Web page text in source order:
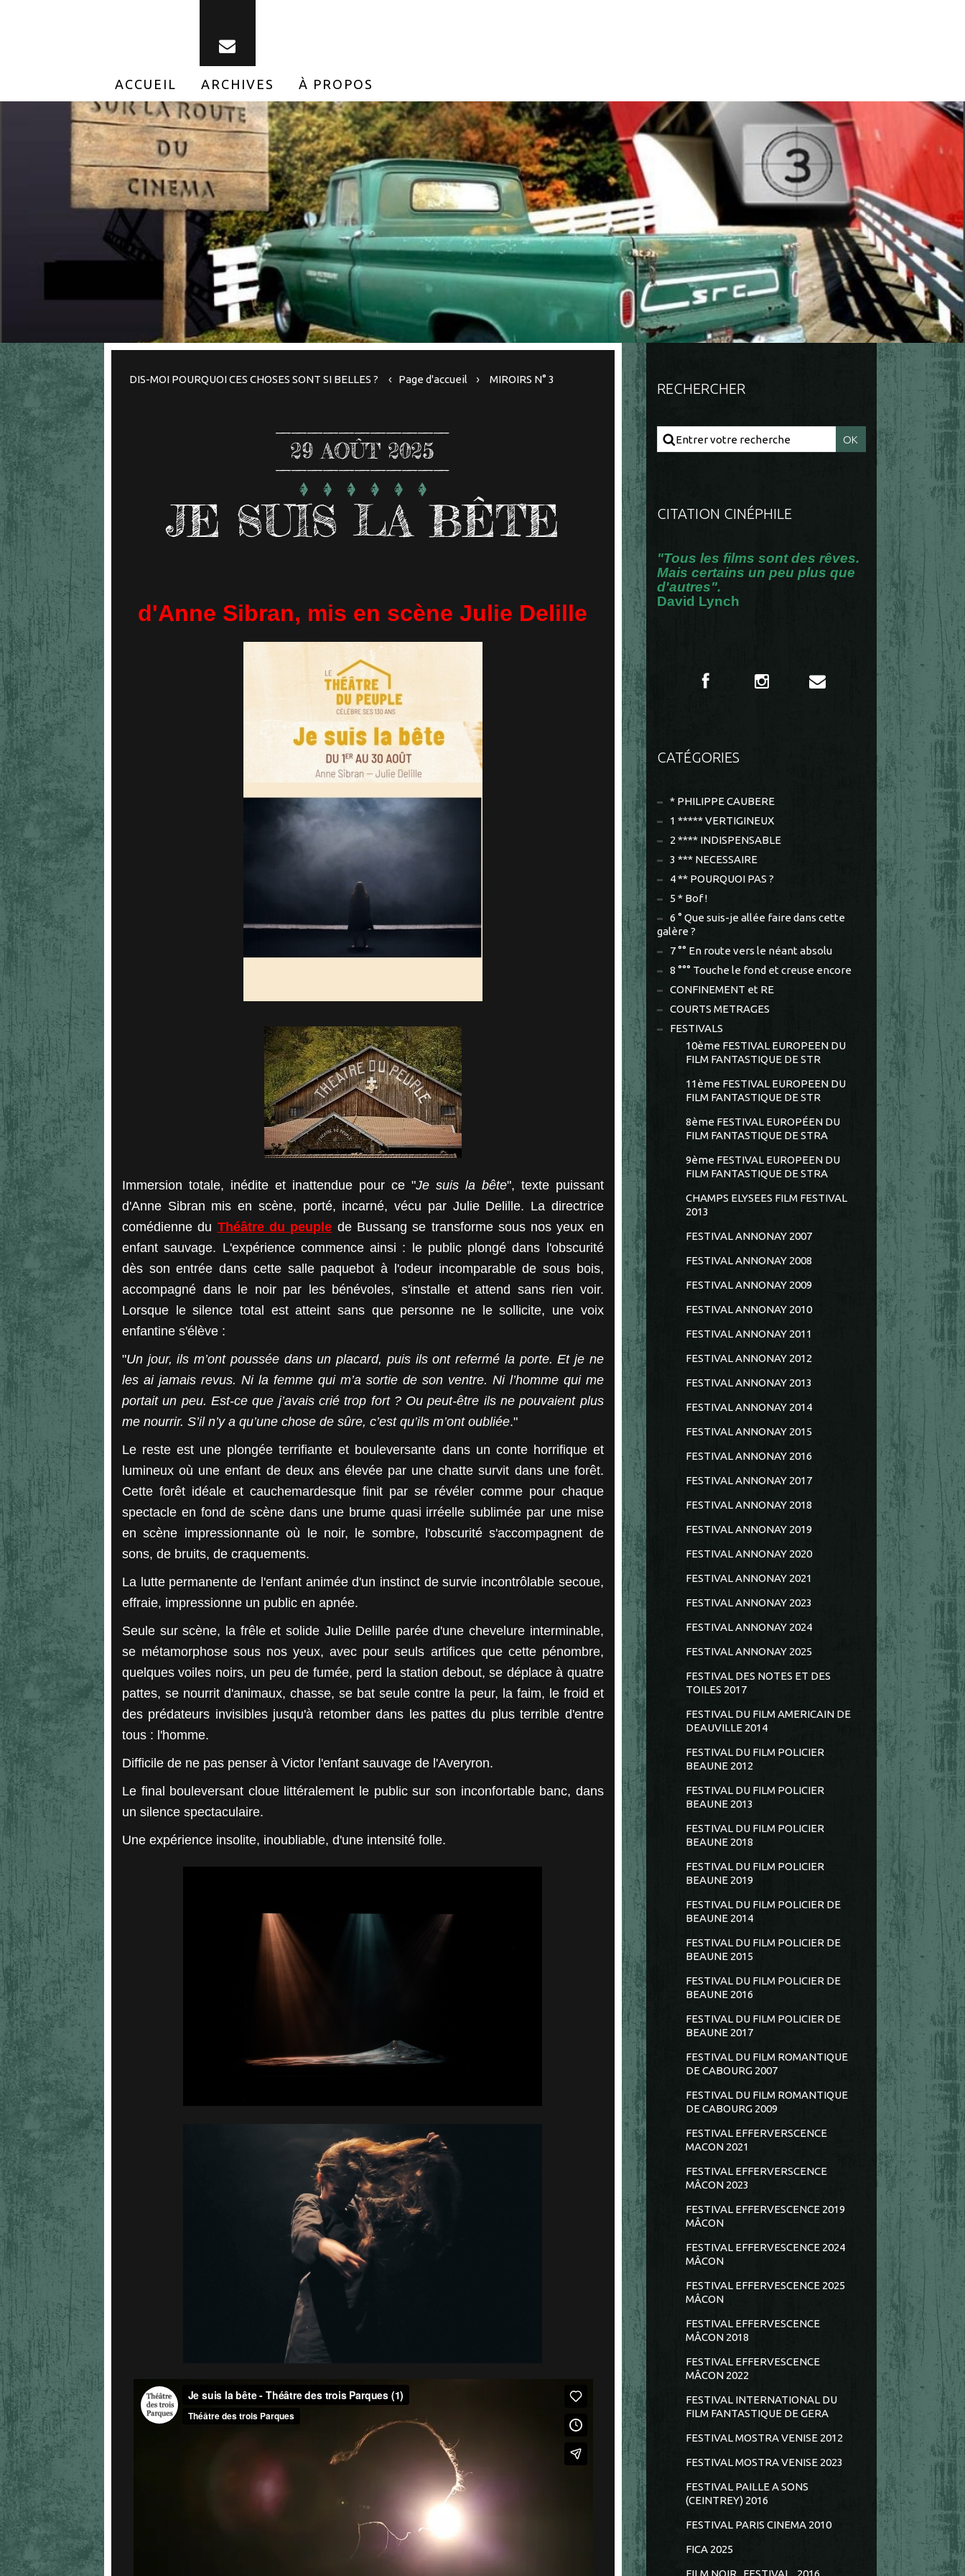
ACCUEIL ARCHIVES À PROPOS
DIS-MOI POURQUOI CES CHOSES SONT SI BELLES ? Page d'accueil MIROIRS N° 3
29 AOÛT 2025
JE SUIS LA BÊTE
d'Anne Sibran, mis en scène Julie Delille
Immersion totale, inédite et inattendue pour ce "Je suis la bête", texte puissant
d'Anne Sibran mis en scène, porté, incarné, vécu par Julie Delille. La directrice
comédienne du Théâtre du peuple de Bussang se transforme sous nos yeux en
enfant sauvage. L'expérience commence ainsi : le public plongé dans l'obscurité
dès son entrée dans cette salle paquebot à l'odeur incomparable de sous bois,
accompagné dans le noir par les bénévoles, s'installe et attend sans rien voir.
Lorsque le silence total est atteint sans que personne ne le sollicite, une voix
enfantine s'élève :
"Un jour, ils m’ont poussée dans un placard, puis ils ont refermé la porte. Et je ne
les ai jamais revus. Ni la femme qui m’a sortie de son ventre. Ni l’homme qui me
portait un peu. Est-ce que j’avais crié trop fort ? Ou peut-être ils ne pouvaient plus
me nourrir. S’il n’y a qu’une chose de sûre, c’est qu’ils m’ont oubliée."
Le reste est une plongée terrifiante et bouleversante dans un conte horrifique et
lumineux où une enfant de deux ans élevée par une chatte survit dans une forêt.
Cette forêt idéale et cauchemardesque finit par se révéler comme pour chaque
spectacle en fond de scène dans une brume quasi irréelle sublimée par une mise
en scène impressionnante où le noir, le sombre, l'obscurité s'accompagnent de
sons, de bruits, de craquements.
La lutte permanente de l'enfant animée d'un instinct de survie incontrôlable secoue,
effraie, impressionne un public en apnée.
Seule sur scène, la frêle et solide Julie Delille parée d'une chevelure interminable,
se métamorphose sous nos yeux, avec pour seuls artifices que cette pénombre,
quelques voiles noirs, un peu de fumée, perd la station debout, se déplace à quatre
pattes, se nourrit d'animaux, chasse, se bat seule contre la peur, la faim, le froid et
des prédateurs invisibles jusqu'à retomber dans les pattes du plus terrible d'entre
tous : l'homme.
Difficile de ne pas penser à Victor l'enfant sauvage de l'Averyron.
Le final bouleversant cloue littéralement le public sur son inconfortable banc, dans
un silence spectaculaire.
Une expérience insolite, inoubliable, d'une intensité folle.
RECHERCHER
CITATION CINÉPHILE
"Tous les films sont des rêves.
Mais certains un peu plus que
d'autres".
David Lynch
CATÉGORIES
* PHILIPPE CAUBERE
1 ***** VERTIGINEUX
2 **** INDISPENSABLE
3 *** NECESSAIRE
4 ** POURQUOI PAS ?
5 * Bof !
6 ° Que suis-je allée faire dans cette
galère ?
7 °° En route vers le néant absolu
8 °°° Touche le fond et creuse encore
CONFINEMENT et RE
COURTS METRAGES
FESTIVALS
10ème FESTIVAL EUROPEEN DU
FILM FANTASTIQUE DE STR
11ème FESTIVAL EUROPEEN DU
FILM FANTASTIQUE DE STR
8ème FESTIVAL EUROPÉEN DU
FILM FANTASTIQUE DE STRA
9ème FESTIVAL EUROPEEN DU
FILM FANTASTIQUE DE STRA
CHAMPS ELYSEES FILM FESTIVAL
2013
FESTIVAL ANNONAY 2007
FESTIVAL ANNONAY 2008
FESTIVAL ANNONAY 2009
FESTIVAL ANNONAY 2010
FESTIVAL ANNONAY 2011
FESTIVAL ANNONAY 2012
FESTIVAL ANNONAY 2013
FESTIVAL ANNONAY 2014
FESTIVAL ANNONAY 2015
FESTIVAL ANNONAY 2016
FESTIVAL ANNONAY 2017
FESTIVAL ANNONAY 2018
FESTIVAL ANNONAY 2019
FESTIVAL ANNONAY 2020
FESTIVAL ANNONAY 2021
FESTIVAL ANNONAY 2023
FESTIVAL ANNONAY 2024
FESTIVAL ANNONAY 2025
FESTIVAL DES NOTES ET DES
TOILES 2017
FESTIVAL DU FILM AMERICAIN DE
DEAUVILLE 2014
FESTIVAL DU FILM POLICIER
BEAUNE 2012
FESTIVAL DU FILM POLICIER
BEAUNE 2013
FESTIVAL DU FILM POLICIER
BEAUNE 2018
FESTIVAL DU FILM POLICIER
BEAUNE 2019
FESTIVAL DU FILM POLICIER DE
BEAUNE 2014
FESTIVAL DU FILM POLICIER DE
BEAUNE 2015
FESTIVAL DU FILM POLICIER DE
BEAUNE 2016
FESTIVAL DU FILM POLICIER DE
BEAUNE 2017
FESTIVAL DU FILM ROMANTIQUE
DE CABOURG 2007
FESTIVAL DU FILM ROMANTIQUE
DE CABOURG 2009
FESTIVAL EFFERVERSCENCE
MACON 2021
FESTIVAL EFFERVERSCENCE
MÂCON 2023
FESTIVAL EFFERVESCENCE 2019
MÂCON
FESTIVAL EFFERVESCENCE 2024
MÂCON
FESTIVAL EFFERVESCENCE 2025
MÂCON
FESTIVAL EFFERVESCENCE
MÂCON 2018
FESTIVAL EFFERVESCENCE
MÂCON 2022
FESTIVAL INTERNATIONAL DU
FILM FANTASTIQUE DE GERA
FESTIVAL MOSTRA VENISE 2012
FESTIVAL MOSTRA VENISE 2023
FESTIVAL PAILLE A SONS
(CEINTREY) 2016
FESTIVAL PARIS CINEMA 2010
FICA 2025